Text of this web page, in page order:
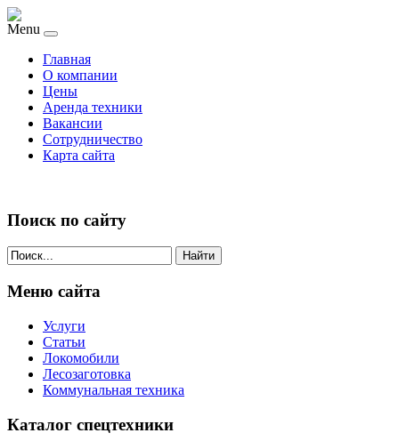
Menu
Главная
О компании
Цены
Аренда техники
Вакансии
Сотрудничество
Карта сайта
Поиск по сайту
Найти
Меню сайта
Услуги
Статьи
Локомобили
Лесозаготовка
Коммунальная техника
Каталог спецтехники